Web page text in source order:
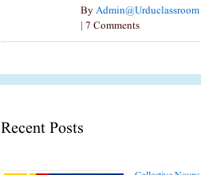
ByAdmin@urduclassroom
| 7 Comments
Recent Posts